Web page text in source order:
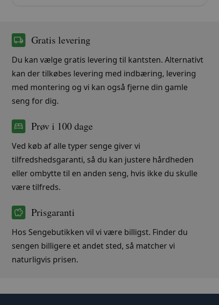
Gratis levering
Du kan vælge gratis levering til kantsten. Alternativt
kan der tilkøbes levering med indbæring, levering
med montering og vi kan også fjerne din gamle
seng for dig.
Prøv i 100 dage
Ved køb af alle typer senge giver vi
tilfredshedsgaranti, så du kan justere hårdheden
eller ombytte til en anden seng, hvis ikke du skulle
være tilfreds.
Prisgaranti
Hos Sengebutikken vil vi være billigst. Finder du
sengen billigere et andet sted, så matcher vi
naturligvis prisen.